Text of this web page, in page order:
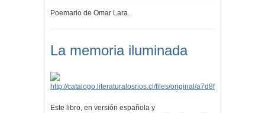
Poemario de Omar Lara.
La memoria iluminada
Este libro, en versión española y